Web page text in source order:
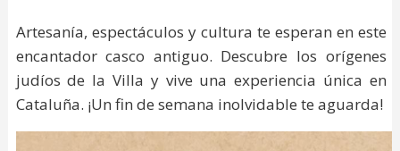
Artesanía, espectáculos y cultura te esperan en este
encantador casco antiguo. Descubre los orígenes
judíos de la Villa y vive una experiencia única en
Cataluña. ¡Un fin de semana inolvidable te aguarda!